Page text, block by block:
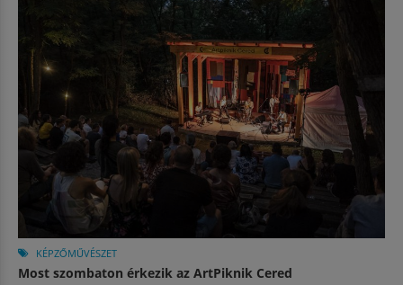
KÉPZŐMŰVÉSZET
Most szombaton érkezik az ArtPiknik Cered